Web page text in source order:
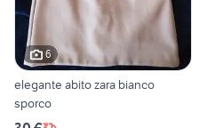
6
elegante abito zara bianco
sporco